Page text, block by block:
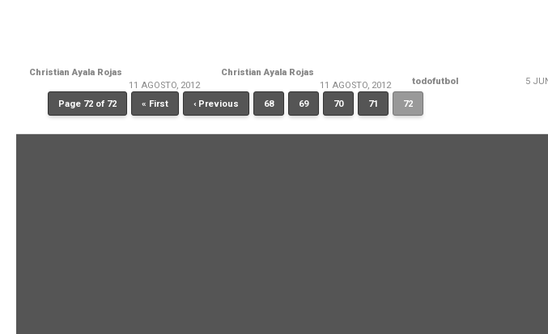
Christian Ayala Rojas
11 AGOSTO, 2012
Christian Ayala Rojas
11 AGOSTO, 2012
todofutbol 5
Page 72 of 72 « First ‹ Previous 68 69 70 71 72